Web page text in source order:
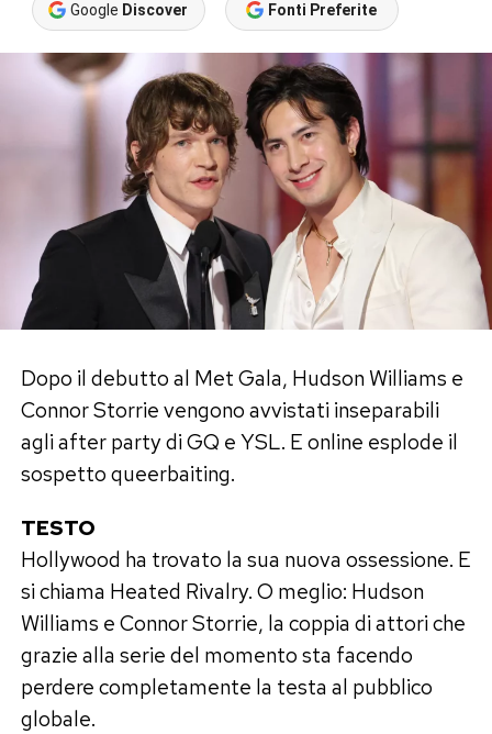
Google Discover Fonti Preferite
Dopo il debutto al Met Gala, Hudson Williams e
Connor Storrie vengono avvistati inseparabili
agli after party di GQ e YSL. E online esplode il
sospetto queerbaiting.
TESTO
Hollywood ha trovato la sua nuova ossessione. E
si chiama Heated Rivalry. O meglio: Hudson
Williams e Connor Storrie, la coppia di attori che
grazie alla serie del momento sta facendo
perdere completamente la testa al pubblico
globale.